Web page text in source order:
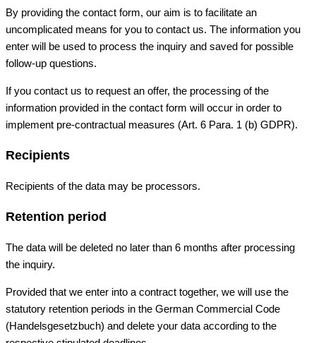
By providing the contact form, our aim is to facilitate an
uncomplicated means for you to contact us. The information you
enter will be used to process the inquiry and saved for possible
follow-up questions.
If you contact us to request an offer, the processing of the
information provided in the contact form will occur in order to
implement pre-contractual measures (Art. 6 Para. 1 (b) GDPR).
Recipients
Recipients of the data may be processors.
Retention period
The data will be deleted no later than 6 months after processing
the inquiry.
Provided that we enter into a contract together, we will use the
statutory retention periods in the German Commercial Code
(Handelsgesetzbuch) and delete your data according to the